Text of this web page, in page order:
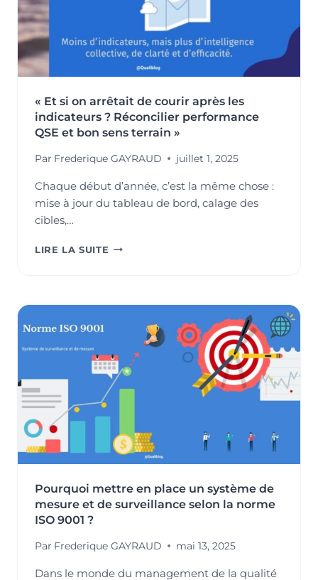
« Et si on arrêtait de courir après les
indicateurs ? Réconcilier performance
QSE et bon sens terrain »
Par Frederique GAYRAUD juillet 1, 2025
Chaque début d’année, c’est la même chose :
mise à jour du tableau de bord, calage des
cibles,…
LIRE LA SUITE « ET
DE
INDICATEURS
?
RÉCONCILIER
QSE
BON
Pourquoi mettre en place un système de
mesure et de surveillance selon la norme
ISO 9001 ?
Par Frederique GAYRAUD mai 13, 2025
Dans le monde du management de la qualité